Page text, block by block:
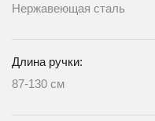
Нержавеющая сталь
Длина ручки:
87-130 см